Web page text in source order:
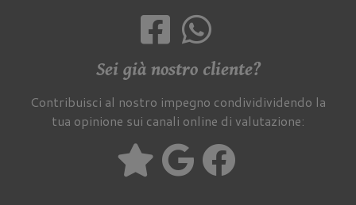
Sei già nostro cliente?
Contribuisci al nostro impegno condividividendo la
tua opinione sui canali online di valutazione: